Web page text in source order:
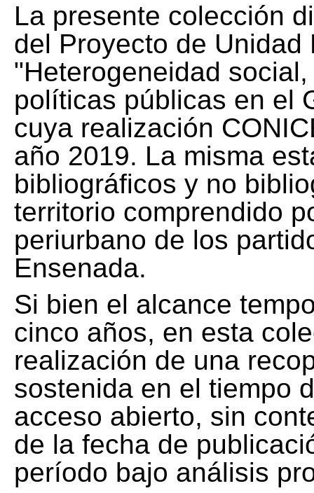
La presente colección
del Proyecto de Unidad
"Heterogeneidad
políticas públicas en el
cuya realización
año 2019. La misma
bibliográficos y no
territorio comprendido
periurbano de los
Ensenada.
Si bien el alcance
cinco años, en esta
realización de una
sostenida en el tiempo
acceso abierto, sin
de la fecha de
período bajo análisis